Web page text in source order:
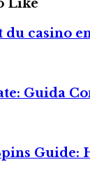
Like
casino
Guida
Guide: